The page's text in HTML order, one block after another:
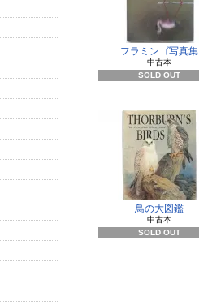
フラミンゴ写真集
中古本
SOLD OUT
鳥の大図鑑
中古本
SOLD OUT